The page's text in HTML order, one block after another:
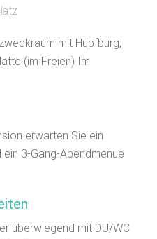
mit Hüpfburg,
(im Freien) Im
erwarten Sie ein
3-Gang-Abendmenue
überwiegend mit DU/WC